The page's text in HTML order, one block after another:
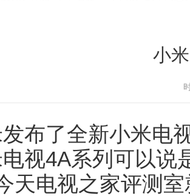
小
布了全新小米电
视4A系列可以说
天电视之家评测